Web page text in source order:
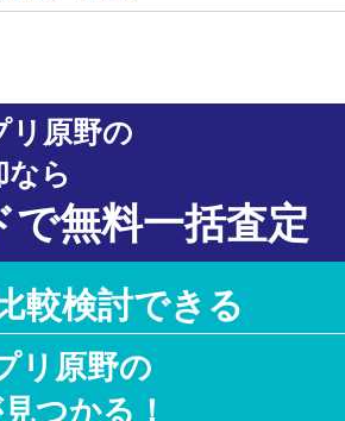
リ原野の
なら
無料一括査定
較検討できる
リ原野の
つかる！